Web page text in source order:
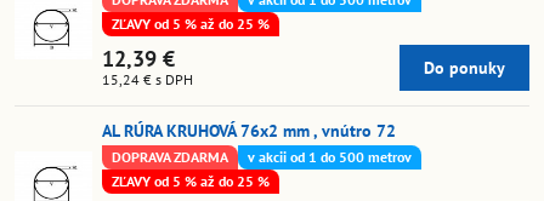
ZĽAVY od 5 % až do 25 %
12,39 €
15,24 € s DPH
Do ponuky
AL RÚRA KRUHOVÁ 76x2 mm , vnútro 72
DOPRAVA ZDARMA
v akcii od 1 do 500 metrov
ZĽAVY od 5 % až do 25 %